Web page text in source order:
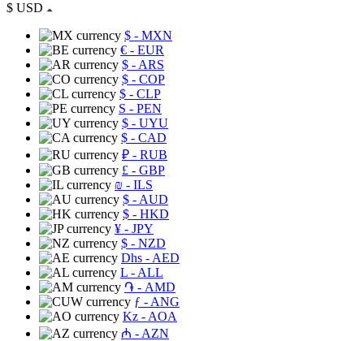
$ USD
$ - MXN
€ - EUR
$ - ARS
$ - COP
$ - CLP
S - PEN
$ - UYU
$ - CAD
₽ - RUB
£ - GBP
₪ - ILS
$ - AUD
$ - HKD
¥ - JPY
$ - NZD
Dhs - AED
L - ALL
֏ - AMD
ƒ - ANG
Kz - AOA
₼ - AZN